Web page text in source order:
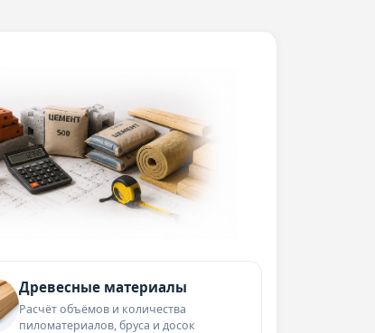
Древесные материалы
Расчёт объёмов и количества
пиломатериалов, бруса и досок